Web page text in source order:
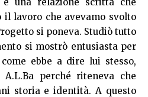
il lavoro che avevamo svolto
si poneva. Studiò tutto
si mostrò entusiasta per
ebbe a dire lui stesso,
A.L.Ba perché riteneva che
storia e identità. A questo